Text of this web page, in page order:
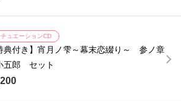
チュエーションCD
典付き】宵月ノ雫～幕末恋綴り～ 参ノ章
五郎 セット